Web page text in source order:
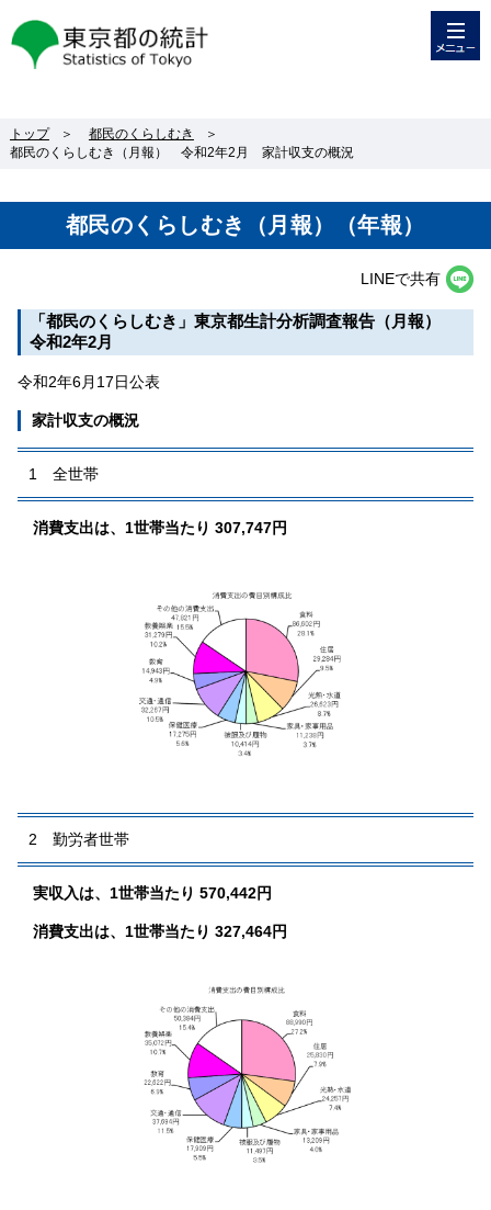
東京都の統計
トップ ＞ 都民のくらしむき
＞
都民のくらしむき（月報） 令和2年2月 家計収支の概況
都民のくらしむき（月報）（年報）
LINEで共有
「都民のくらしむき」東京都生計分析調査報告（月報）
令和2年2月
令和2年6月17日公表
家計収支の概況
1 全世帯
消費支出は、1世帯当たり 307,747円
2 勤労者世帯
実収入は、1世帯当たり 570,442円
消費支出は、1世帯当たり 327,464円